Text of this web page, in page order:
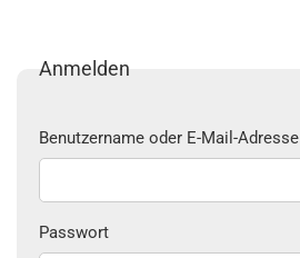
Anmelden
Benutzername oder E-Mail-Adresse
Passwort